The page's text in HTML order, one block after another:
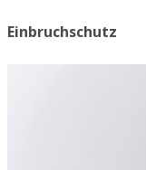
Einbruchschutz